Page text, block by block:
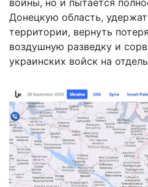
войны, но и пытается
Донецкую область,
территории, вернуть
воздушную разведку и
украинских войск на